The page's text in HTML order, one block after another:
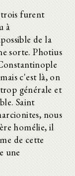
trois furent
à
de la
sorte. Photius
c'est là, on
générale et
Saint
nous
homélie, il
de cette
une